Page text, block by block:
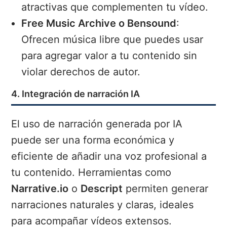
atractivas que complementen tu vídeo.
Free Music Archive o Bensound:
Ofrecen música libre que puedes usar
para agregar valor a tu contenido sin
violar derechos de autor.
4. Integración de narración IA
El uso de narración generada por IA
puede ser una forma económica y
eficiente de añadir una voz profesional a
tu contenido. Herramientas como
Narrative.io o Descript permiten generar
narraciones naturales y claras, ideales
para acompañar vídeos extensos.